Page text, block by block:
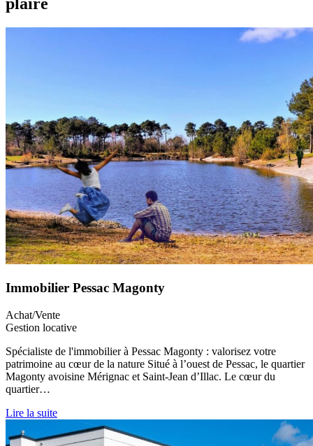
plaire
Immobilier Pessac Magonty
Achat/Vente
Gestion locative
Spécialiste de l'immobilier à Pessac Magonty : valorisez votre
patrimoine au cœur de la nature Situé à l’ouest de Pessac, le quartier
Magonty avoisine Mérignac et Saint-Jean d’Illac. Le cœur du
quartier…
Lire la suite